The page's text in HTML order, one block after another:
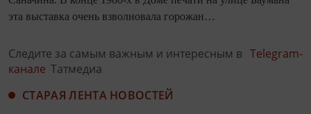
эта выставка очень взволновала горожан…
Следите за самым важным и интересным в Telegram-
канале Татмедиа
СТАРАЯ ЛЕНТА НОВОСТЕЙ